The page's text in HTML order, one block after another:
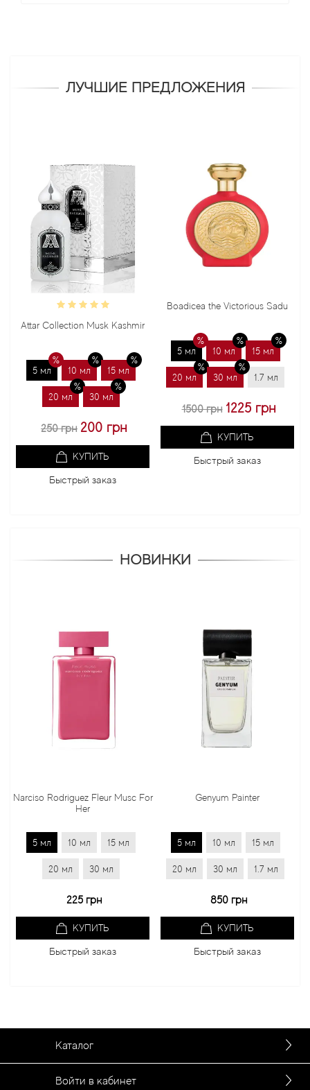
ЛУЧШИЕ ПРЕДЛОЖЕНИЯ
Collection Musk Kashmir
10 мл 15 мл
30 мл
250 грн 200 грн
КУПИТЬ
Быстрый заказ
Boadicea the Victorious Sadu
10 мл 15 мл
30 мл 1.7 мл
1500 грн 1225 грн
КУПИТЬ
Быстрый заказ
Bond
НОВИНКИ
Rodriguez Fleur Musc For
5 мл 10 мл 15 мл
20 мл 30 мл
225 грн
КУПИТЬ
Быстрый заказ
Genyum Painter
5 мл 10 мл 15 мл
20 мл 30 мл 1.7 мл
850 грн
КУПИТЬ
Быстрый заказ
Каталог
Войти в кабинет